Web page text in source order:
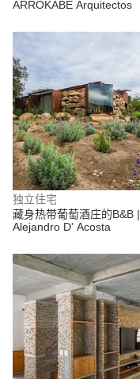
ARROKABE Arquitectos
独立住宅
藏身热带葡萄酒庄的B&B |
Alejandro D' Acosta